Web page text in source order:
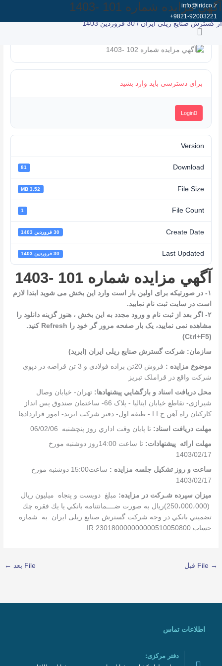
پرش
محتوا
info@iridco.ir
9821-92003221+
آگهي مزایده شماره 101 -1403
از گسترش صنایع ریلی ایران/30 فروردین 1403
برای دسترسی باید وارد بشید
Login
Version
Download
81
File Size
3.52 MB
File Count
1
Create Date 30 فروردین 1403
Last Updated 30 فروردین 1403
آگهي مزایده شماره 101 -1403
۱- در صورتیکه برای اولین بار است وارد این بخش می شوید ابتدا لازم
است در سایت ثبت نام نمایید.
۲- اگر بعد از ثبت نام و ورود مجدد به این بخش ، هنوز گزینه دانلود را
مشاهده نمی نمایید، یک بار صفحه مرور گر خود را Refresh کنید.
(Ctrl+F5)
سازمان: شركت گسترش صنایع ریلی ایران (ایرید)
موضوع مزایده :
فروش 20تن براده فولادی و 3 تن قراضه در دپوی
شرکت واقع در قراملک تبریز
محل دريافت اسناد و بازگشايي پيشنهادها: تهران- خیابان وصال
شیرازی- تقاطع خیابان ایتالیا - پلاک 66- ساختمان صندوق پس انداز
کارکنان راه آهن ج.ا.ا - طبقه اول- دفتر شرکت ایرید- امور قراردادها
مهلت دريافت اسناد: تا پايان وقت اداري روز پنچشنبه 06/02/06
مهلت ارائه پيشنهادات:
تا ساعت 14:00روز دوشنبه مورخ
1403/02/17
ساعت و روز تشکیل جلسه مزایده :
ساعت15:00 دوشنبه مورخ
1403/02/17
ميزان سپرده شـركت در مزایده: مبلغ دویست و پنجاه ميليون ریال
(250،000،000)ريال به صورت ضــــمانتنامه ‌بانكي يا يك‌ فقره‌ چك‌
تضميني‌ بانكي‌ در وجه شرکت گسترش صنایع ریلی ایران به شماره
حساب IR 230180000000000510050800
→ File بعد ←
اطلاعات تماس
دفتر مرکزی: